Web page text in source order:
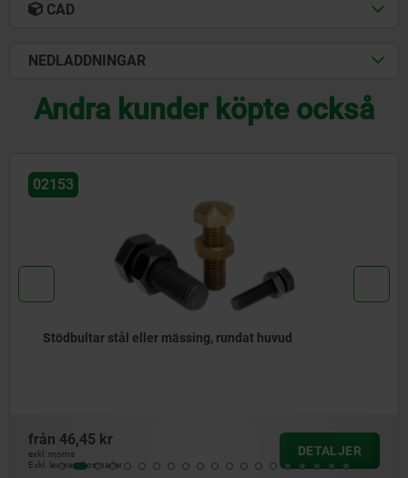
CAD
NEDLADDNINGAR
Andra kunder köpte också
Stödbultar stiftform, med yttergänga
från
Exkl. leveranskostnader